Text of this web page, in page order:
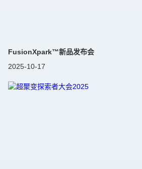
FusionXpark™新品发布会
2025-10-17